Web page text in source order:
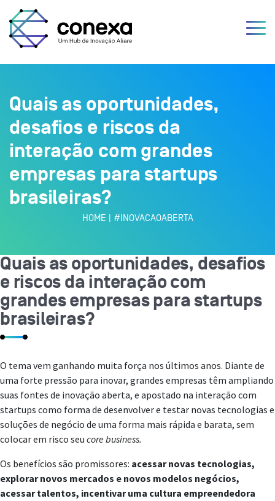
Quais as oportunidades,
desafios e riscos da
interação com grandes
empresas para startups
brasileiras?
HOME | #INOVACAOABERTA
Quais as oportunidades, desafios
e riscos da interação com
grandes empresas para startups
brasileiras?
O tema vem ganhando muita força nos últimos anos. Diante de
uma forte pressão para inovar, grandes empresas têm ampliando
suas fontes de inovação aberta, e apostado na interação com
startups como forma de desenvolver e testar novas tecnologias e
soluções de negócio de uma forma mais rápida e barata, sem
colocar em risco seu corebusiness.
Os benefícios são promissores: acessar novas tecnologias,
explorar novos mercados e novos modelos negócios,
acessar talentos, incentivar uma cultura empreendedora